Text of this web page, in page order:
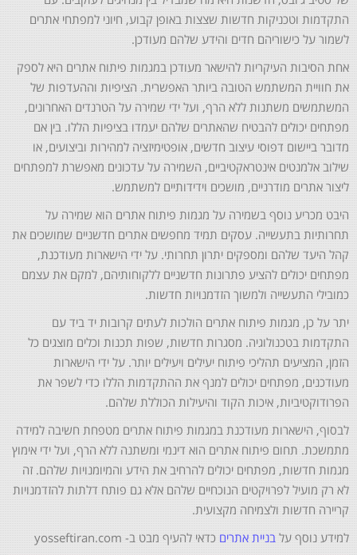
התקדמות וטכניקות חדשות שצצות באופן קבוע, חיוני למפתחי אתרים
לשמור על כישוריהם חדים והידע שלהם מעודכן.
אחת הסיבות העיקריות להישאר מעודכן במגמות פיתוח אתרים היא לספק
את חוויית המשתמש הטובה ביותר האפשרית. הציפיות וההעדפות של
המשתמשים משתנות ללא הרף, ועל ידי שמירה על הטרנדים האחרונים,
מפתחים יכולים להבטיח שהאתרים שלהם יעמדו בציפיות הללו. בין אם
מדובר ביישום דפוסי עיצוב חדשים, אופטימיזציה למהירות וביצועים, או
שילוב אלמנטים אינטראקטיביים, השמירה על עדכונים מאפשרת למפתחים
ליצור אתרים מודרניים, מושכים וידידותיים למשתמש.
היבט מכריע נוסף בשמירה על מגמות פיתוח אתרים הוא שמירה על
תחרותיות בתעשייה. עסקים תמיד מחפשים אתרים חדשניים שמושכים את
קהל היעד שלהם ומספקים יתרון תחרותי. על ידי הישארות מעודכנת,
מפתחים יכולים להציע פתרונות חדשניים ללקוחותיהם, למקם את עצמם
כמובילי התעשייה ולמשוך הזדמנויות חדשות.
יתר על כן, מגמות פיתוח אתרים הולכות לעתים קרובות יד ביד עם
התקדמות בטכנולוגיה. מסגרות חדשות, שפות תכנות וכלים מוצגים כל
הזמן, המציעים תהליכי פיתוח יעילים ויעילים יותר. על ידי הישארות
מעודכנים, מפתחים יכולים למנף את ההתקדמות הללו כדי לשפר את
הפרודוקטיביות, איכות הקוד והיעילות הכוללת שלהם.
לבסוף, הישארות מעודכנת במגמות פיתוח אתרים מטפחת חשיבה למידה
מתמשכת. תחום פיתוח אתרים הוא דינמי ומשתנה ללא הרף, ועל ידי אימוץ
מגמות חדשות, מפתחים יכולים להרחיב את הידע והמיומנויות שלהם. זה
לא רק מועיל לפרויקטים הנוכחיים שלהם אלא גם פותח דלתות להזדמנויות
קריירה חדשות ולצמיחה מקצועית.
למידע נוסף על בניית אתרים כדאי להעיף מבט ב- yosseftiran.com